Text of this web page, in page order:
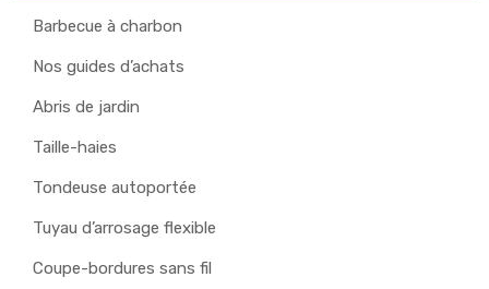
Barbecue à charbon
Nos guides d’achats
Abris de jardin
Taille-haies
Tondeuse autoportée
Tuyau d’arrosage flexible
Coupe-bordures sans fil